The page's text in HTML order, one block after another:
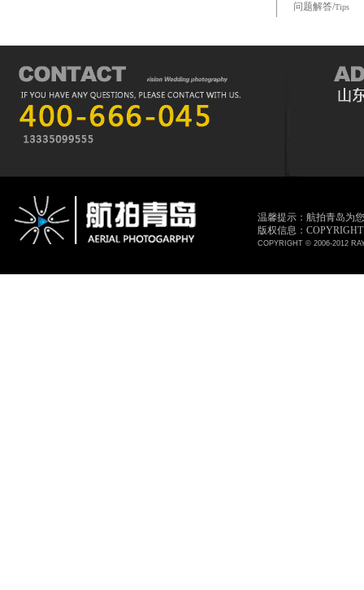
问题解答/Tips
温馨提示：航拍青岛为
版权信息：
COPYRIGHT © 2006-2012